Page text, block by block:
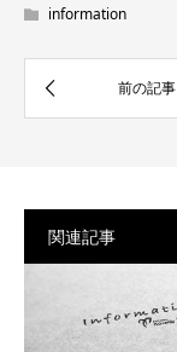
information
関連記事